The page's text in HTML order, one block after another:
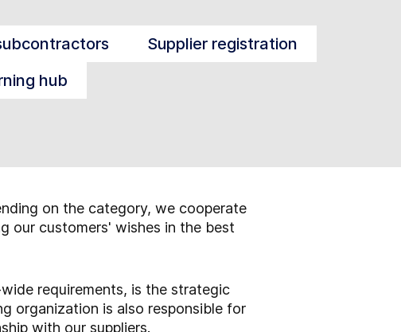
Supplier registration
hub
on the category, we cooperate
our customers' wishes in the best
requirements, is the strategic
organization is also responsible for
with our suppliers.